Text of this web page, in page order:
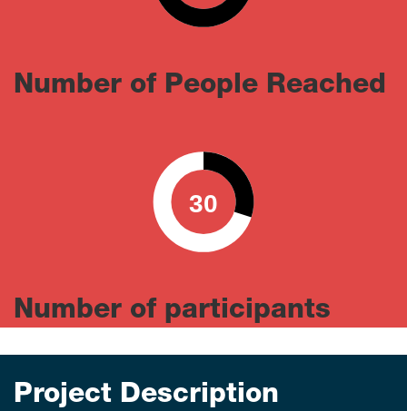
Number of People Reached
30
0 100
Number of participants
Project Description